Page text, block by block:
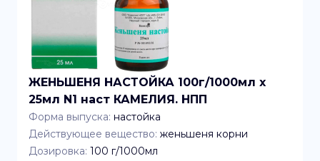
ЖЕНЬШЕНЯ НАСТОЙКА 100г/1000мл x
25мл N1 наст КАМЕЛИЯ. НПП
Форма выпуска: настойка
Действующее вещество: женьшеня корни
Дозировка: 100 г/1000мл